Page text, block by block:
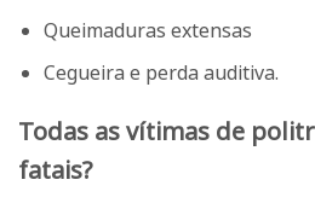
Queimaduras extensas
Cegueira e perda auditiva.
Todas as vítimas de
fatais?